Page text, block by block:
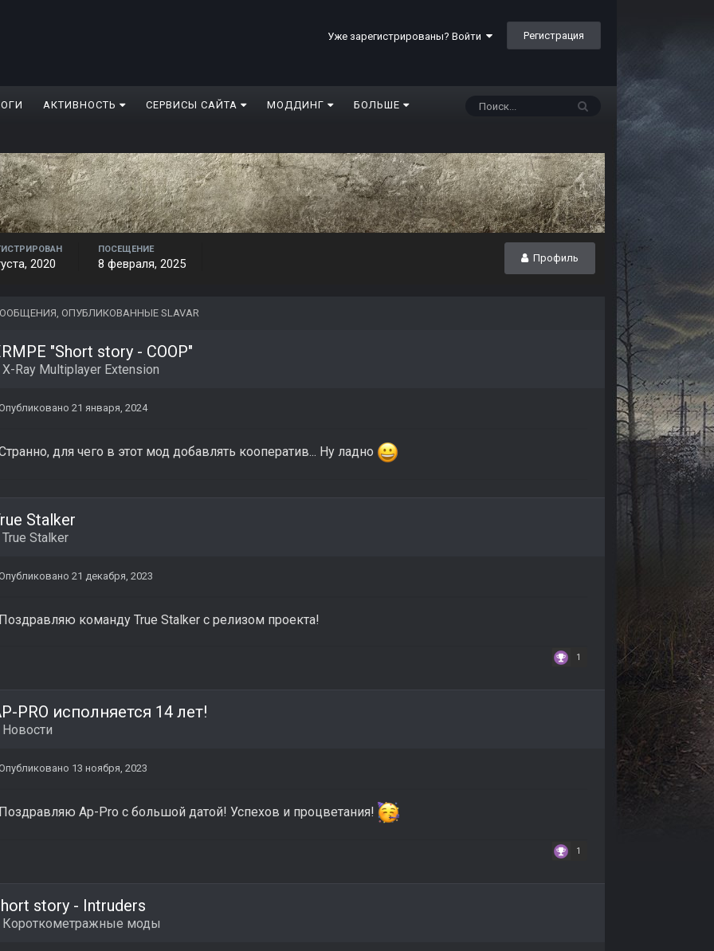
Уже зарегистрированы? Войти Регистрация
АКТИВНОСТЬ СЕРВИСЫ САЙТА МОДДИНГ БОЛЬШЕ
Профиль
2020
ПОСЕЩЕНИЕ
8 февраля, 2025
ОПУБЛИКОВАННЫЕ SLAVAR
"Short story - COOP"
X-Ray Multiplayer Extension
21 января, 2024
для чего в этот мод добавлять кооператив... Ну ладно
Stalker
True Stalker
21 декабря, 2023
команду True Stalker с релизом проекта!
1
PRO исполняется 14 лет!
Новости
13 ноября, 2023
Ap-Pro с большой датой! Успехов и процветания!
1
story - Intruders
Короткометражные моды